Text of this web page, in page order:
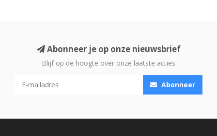
Abonneer je op onze nieuwsbrief
Blijf op de hoogte over onze laatste acties
Abonneer